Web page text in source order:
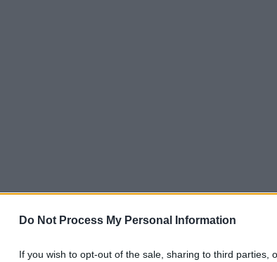
Do Not Process My Personal Information
If you wish to opt-out of the sale, sharing to third parties,